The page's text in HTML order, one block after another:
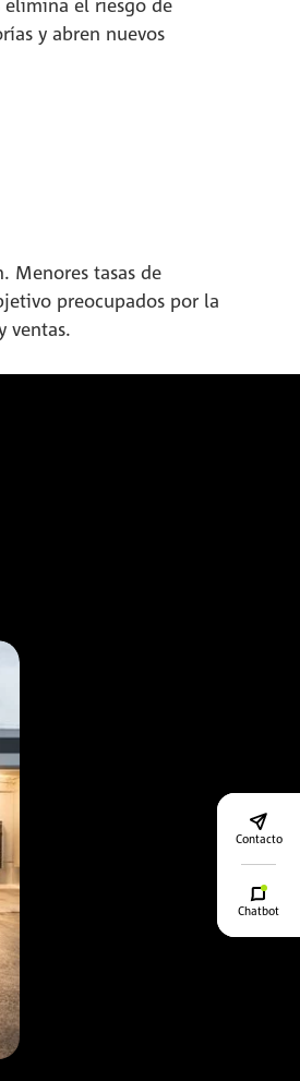
elimina el riesgo de
y abren nuevos
Menores tasas de
preocupados por la
ventas.
Contacto
Chatbot